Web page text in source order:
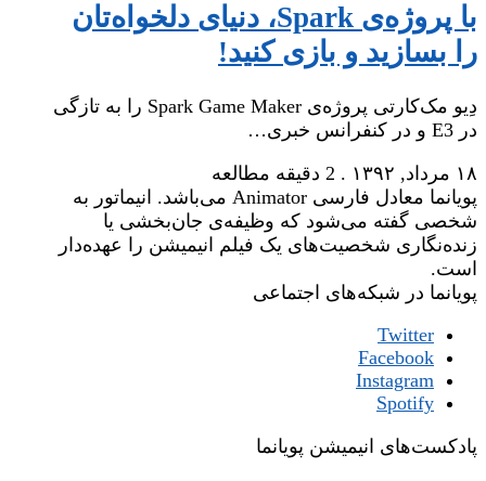
با پروژه‌ی Spark، دنیای دلخواه‌تان
را بسازید و بازی کنید!
دِیو مک‌کارتی پروژه‌ی Spark Game Maker را به تازگی
در E3 و در کنفرانس خبری…
۱۸ مرداد, ۱۳۹۲
. 2 دقیقه مطالعه
پویانما معادل فارسی Animator می‌باشد. انیماتور به
شخصی گفته می‌شود که وظیفه‌ی جان‌بخشی یا
زنده‌نگاری شخصیت‌های یک فیلم انیمیشن را عهده‌دار
است.
پویانما در شبکه‌های اجتماعی
Twitter
Facebook
Instagram
Spotify
پادکست‌های انیمیشن پویانما